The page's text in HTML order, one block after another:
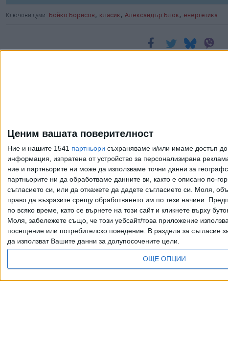
Ценим вашата поверителност
Ние и нашите 1541 партньори съхраняваме и/или имаме достъп до
информация, изпратена от устройство за персонализирана
ние и партньорите ни може да използваме точни данни за
партньорите ни да обработваме данните ви, както е описано по-
съгласието си, или да откажете да дадете съгласието си.
Моля,
право да възразите срещу обработването им по тези начини.
по всяко време, като се върнете на този сайт и кликнете върху
Моля, забележете също, че този уебсайт/това приложение
посещение или потребителско поведение. В раздела за съгласие
да използват Вашите данни за долупосочените цели.
ОЩЕ ОПЦИИ
Ключови думи: Бойко Борисов , класик , Александър Блок , енергетика
05 Авг. 2026
Борисов за първи път
изплува в документ на
службата за санкции
на САЩ
02 Авг. 2026
Още по темата